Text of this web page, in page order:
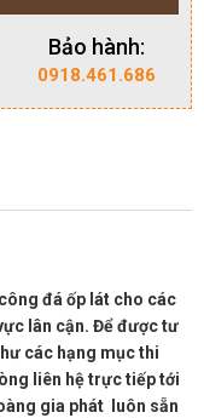
Bảo hành:
0918.461.686
đá ốp lát cho các
lân cận. Để được tư
các hạng mục thi
liên hệ trực tiếp tới
gia phát luôn sẵn